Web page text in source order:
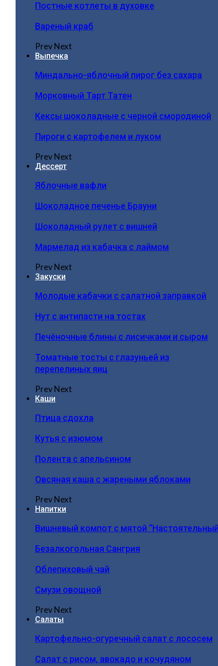
Постные котлеты в духовке
Вареный краб
PrevNext
Выпечка
Миндально-яблочный пирог без сахара
Морковный Тарт Татен
Кексы шоколадные с черной смородиной
Пироги c картофелем и луком
PrevNext
Дессерт
Яблочные вафли
Шоколадное печенье Брауни
Шоколадный рулет с вишней
Мармелад из кабачка с лаймом
PrevNext
Закуски
Молодые кабачки с салатной заправкой
Нут с антипасти на тостах
Печёночные блины с лисичками и сыром
Томатные тосты с глазуньей из
перепелиных яиц
PrevNext
Каши
Птица сдохла
Кутья с изюмом
Полента с апельсином
Овсяная каша с жареными яблоками
PrevNext
Напитки
Вишневый компот с мятой
Безалкогольная Сангрия
Облепиховый чай
Смузи овощной
PrevNext
Салаты
Картофельно-огуречный салат с лососем
Салат с рисом, авокадо и кочудяном